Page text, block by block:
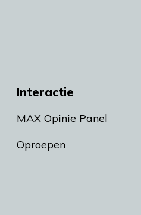
Interactie
MAX Opinie Panel
Oproepen